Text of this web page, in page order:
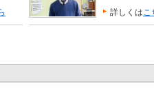
詳しくはこ